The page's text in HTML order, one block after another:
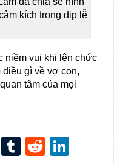
kích trong dịp lễ
niềm vui khi lên chức
điều gì về vợ con,
tâm của mọi
Pinterest
TumblrReddit